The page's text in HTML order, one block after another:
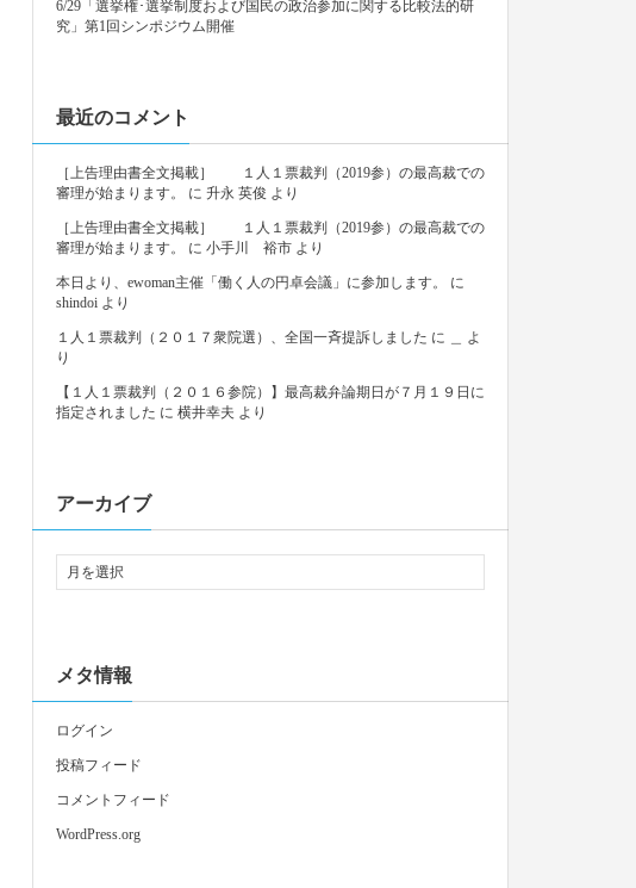
6/29「選挙権･選挙制度および国民の政治参加に関する比較法的研
究」第1回シンポジウム開催
最近のコメント
［上告理由書全文掲載］ １人１票裁判（2019参）の最高裁での
審理が始まります。
に 升永 英俊 より
［上告理由書全文掲載］ １人１票裁判（2019参）の最高裁での
審理が始まります。
に 小手川 裕市 より
本日より、ewoman主催「働く人の円卓会議」に参加します。
に
shindoi より
１人１票裁判（２０１７衆院選）、全国一斉提訴しました に
よ
り
【１人１票裁判（２０１６参院）】最高裁弁論期日が７月１９日に
指定されました に 横井幸夫 より
アーカイブ
メタ情報
ログイン
投稿フィード
コメントフィード
WordPress.org